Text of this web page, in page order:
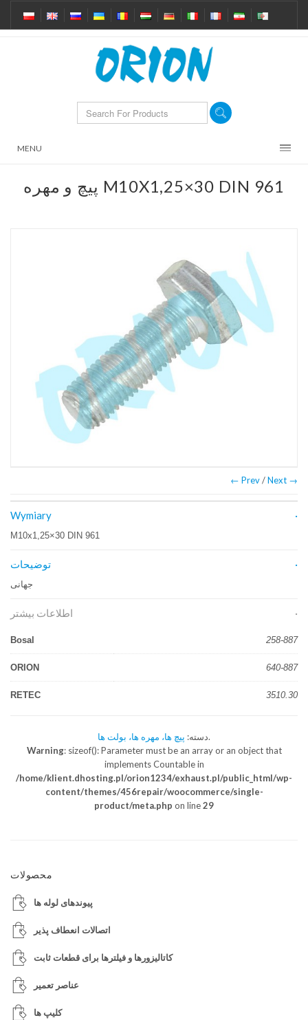
MENU
پیچ و مهره M10X1,25×30 DIN 961
← Prev/Next →
Wymiary
M10x1,25×30 DIN 961
توضیحات
جهانی
اطلاعات بیشتر
Bosal 258-887
ORION 640-887
RETEC 3510.30
دسته: پیچ ها، مهره ها، بولت ها
.
Warning: sizeof(): Parameter must be an array or an object that
implements Countable in
/home/klient.dhosting.pl/orion1234/exhaust.pl/public_html/wp-
content/themes/456repair/woocommerce/single-
product/meta.php on line29
محصولات
پیوندهای لوله ها
اتصالات انعطاف پذیر
کاتالیزورها و فیلترها برای قطعات ثابت
عناصر تعمیر
کلیپ ها